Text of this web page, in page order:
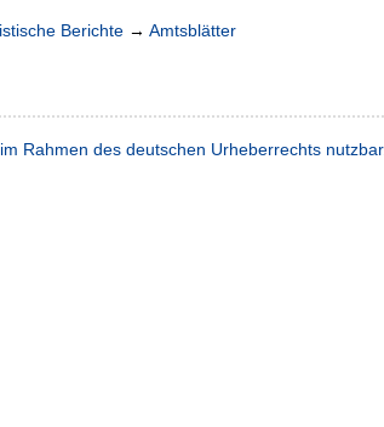
Berichte → Amtsblätter
Rahmen des deutschen Urheberrechts nutzbar.